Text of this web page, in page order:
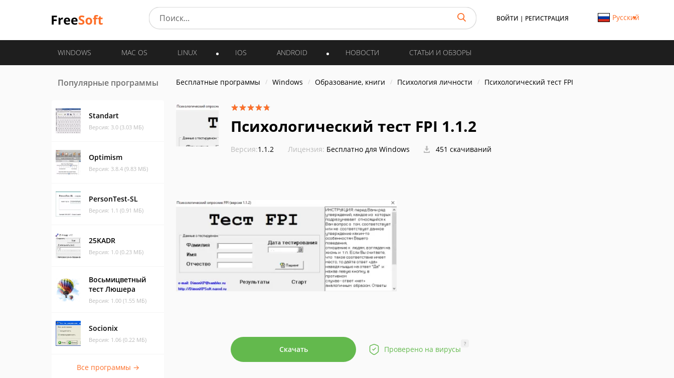
ВОЙТИ | РЕГИСТРАЦИЯ Русский
WINDOWS MAC OS LINUX IOS ANDROID НОВОСТИ СТАТЬИ И ОБЗОРЫ
Популярные программы
Standart
Версия: 3.0 (3.03 МБ)
Optimism
Версия: 3.8.4 (9.83 МБ)
PersonTest-SL
Версия: 1.1 (0.91 МБ)
25KADR
Версия: 1.0 (0.23 МБ)
Восьмицветный
тест Люшера
Версия: 1.00 (1.55 МБ)
Socionix
Версия: 1.06 (0.22 МБ)
Все программы →
Бесплатные программы Windows Образование, книги Психология личности Психологический тест FPI
Психологический тест FPI 1.1.2
Версия:1.1.2 Лицензия: Бесплатно для Windows 451 скачиваний
Скачать Проверено на вирусы
?